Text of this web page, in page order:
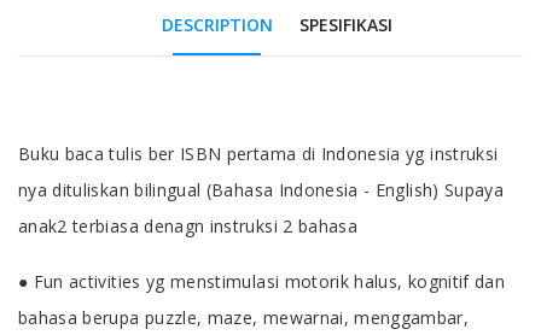
DESCRIPTION SPESIFIKASI
Tab Article
Buku baca tulis ber ISBN pertama di Indonesia yg instruksi
nya dituliskan bilingual (Bahasa Indonesia - English) Supaya
anak2 terbiasa denagn instruksi 2 bahasa
● Fun activities yg menstimulasi motorik halus, kognitif dan
bahasa berupa puzzle, maze, mewarnai, menggambar,